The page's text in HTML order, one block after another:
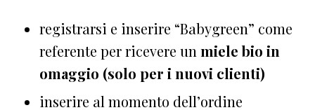
registrarsi e inserire “Babygreen” come
referente per ricevere un miele bio in
omaggio (solo per i nuovi clienti)
inserire al momento dell’ordine